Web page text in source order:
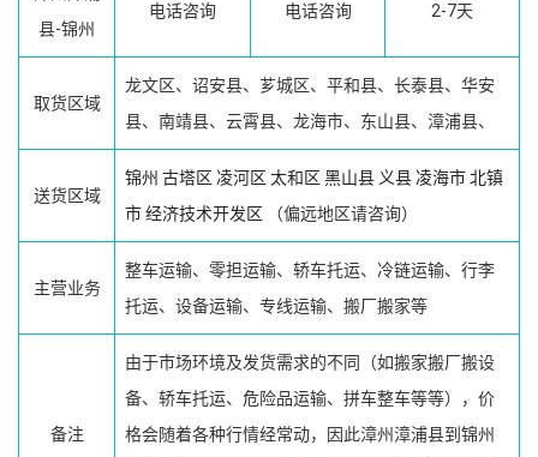
县-锦州
电话咨询 电话咨询 2-7天
取货区域
龙文区、诏安县、芗城区、平和县、长泰县、华安
县、南靖县、云霄县、龙海市、东山县、漳浦县、
送货区域
锦州 古塔区 凌河区 太和区 黑山县 义县 凌海市北镇
市经济技术开发区 （偏远地区请咨询）
主营业务
整车运输、零担运输、轿车托运、冷链运输、行李
托运、设备运输、专线运输、搬厂搬家等
备注
由于市场环境及发货需求的不同（如搬家搬厂搬设
备、轿车托运、危险品运输、拼车整车等等），价
格会随着各种行情经常动，因此漳州漳浦县到锦州